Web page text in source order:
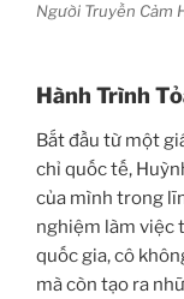
Người Truyền Cảm
Hành Trình
Bắt đầu từ một
chỉ quốc tế,
của mình trong
nghiệm làm việc
quốc gia, cô
mà còn tạo ra